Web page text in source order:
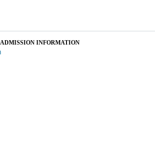
ADMISSION INFORMATION